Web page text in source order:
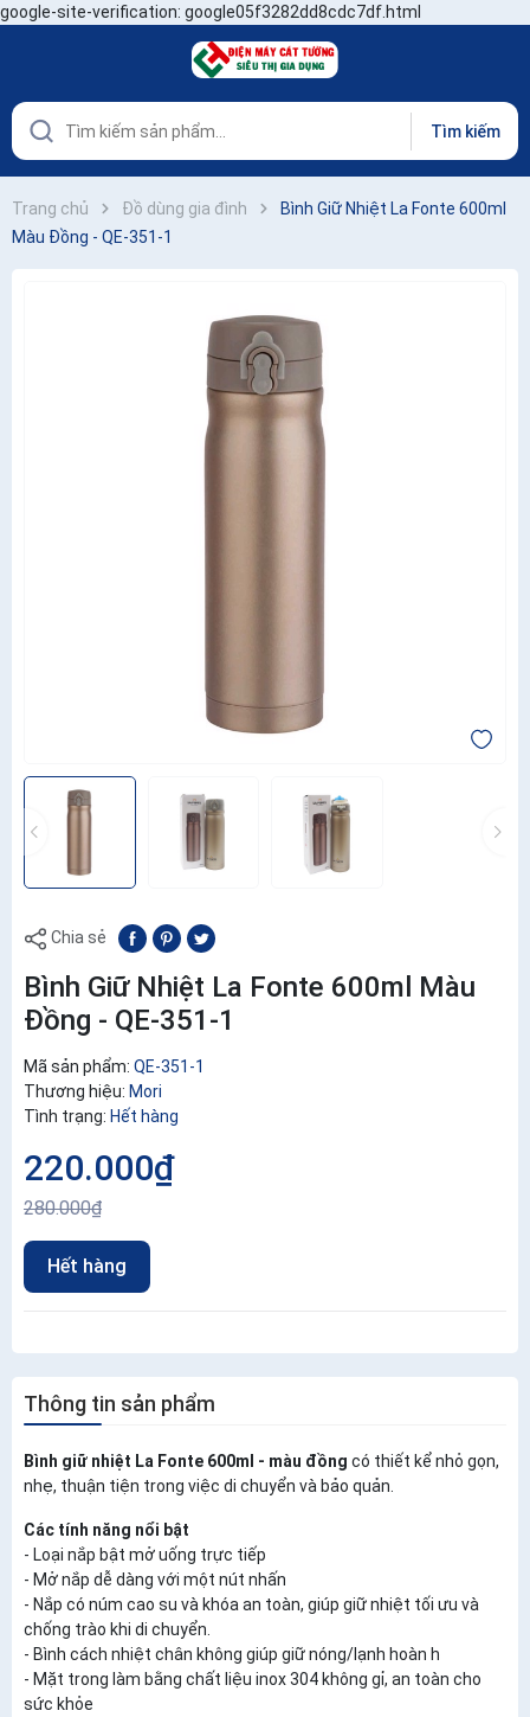
google-site-verification: google05f3282dd8cdc7df.html
Tìm kiếm
Trang chủ Đồ dùng gia đình
Bình Giữ Nhiệt La Fonte 600ml
Màu Đồng - QE-351-1
Chia sẻ
Bình Giữ Nhiệt La Fonte 600ml Màu
Đồng - QE-351-1
Mã sản phẩm: QE-351-1
Thương hiệu: Mori
Tình trạng: Hết hàng
220.000₫
280.000₫
Hết hàng
Thông tin sản phẩm
Bình giữ nhiệt La Fonte 600ml - màu đồng có thiết kể nhỏ gọn,
nhẹ, thuận tiện trong việc di chuyển và bảo quản.
Các tính năng nổi bật
- Loại nắp bật mở uống trực tiếp
- Mở nắp dễ dàng với một nút nhấn
- Nắp có núm cao su và khóa an toàn, giúp giữ nhiệt tối ưu và
chống trào khi di chuyển.
- Bình cách nhiệt chân không giúp giữ nóng/lạnh hoàn h
- Mặt trong làm bằng chất liệu inox 304 không gỉ, an toàn cho
sức khỏe